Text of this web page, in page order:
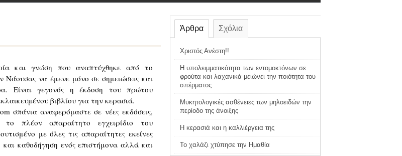
και γνώση που αναπτύχθηκε από το
Νάουσας να έμενε μόνο σε σημειώσεις και
Είναι γεγονός η έκδοση του πρώτου
βιβλίου για την κερασιά.
αναφερόμαστε σε νέες εκδόσεις,
πλέον απαραίτητο εγχειρίδιο του
με όλες τις απαραίτητες εκείνες
καθοδήγηση ενός επιστήμονα αλλά και
Άρθρα Σχόλια
Χριστός Ανέστη!!
Η υπολειμματικότητα των εντομοκτόνων σε
φρούτα και λαχανικά μειώνει την ποιότητα του
σπέρματος
Μυκητολογικές ασθένειες των μηλοειδών την
περίοδο της άνοιξης
Η κερασιά και η καλλιέργεια της
Το χαλάζι χτύπησε την Ημαθία